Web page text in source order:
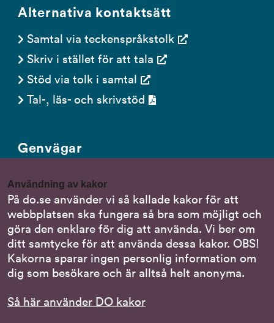
Användning av kakor
På do.se använder vi så kallade kakor för att
webbplatsen ska fungera så bra som möjligt och
göra den enklare för dig att använda. Vi ber om
ditt samtycke för att använda dessa kakor. OBS!
Kakorna sparar ingen personlig information om
dig som besökare och är alltså helt anonyma.
Så här använder DO kakor
Alternativa kontaktsätt
Samtal via teckenspråkstolk
Skriv i stället för att tala
Stöd via tolk i samtal
Tal-, läs- och skrivstöd
Genvägar
Nationella minoritetsspråk
Om DO:s webbplats
Behandling av personuppgifter
Följ oss
DO på LinkedIn